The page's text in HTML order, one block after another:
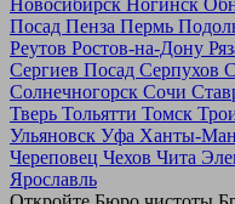
Новосибирск Ногинск
Посад Пенза Пермь
Реутов Ростов-на-Дону
Сергиев Посад Серпухов
Солнечногорск Сочи
Тверь Тольятти Томск
Ульяновск Уфа Ханты-
Череповец Чехов Чита
Ярославль